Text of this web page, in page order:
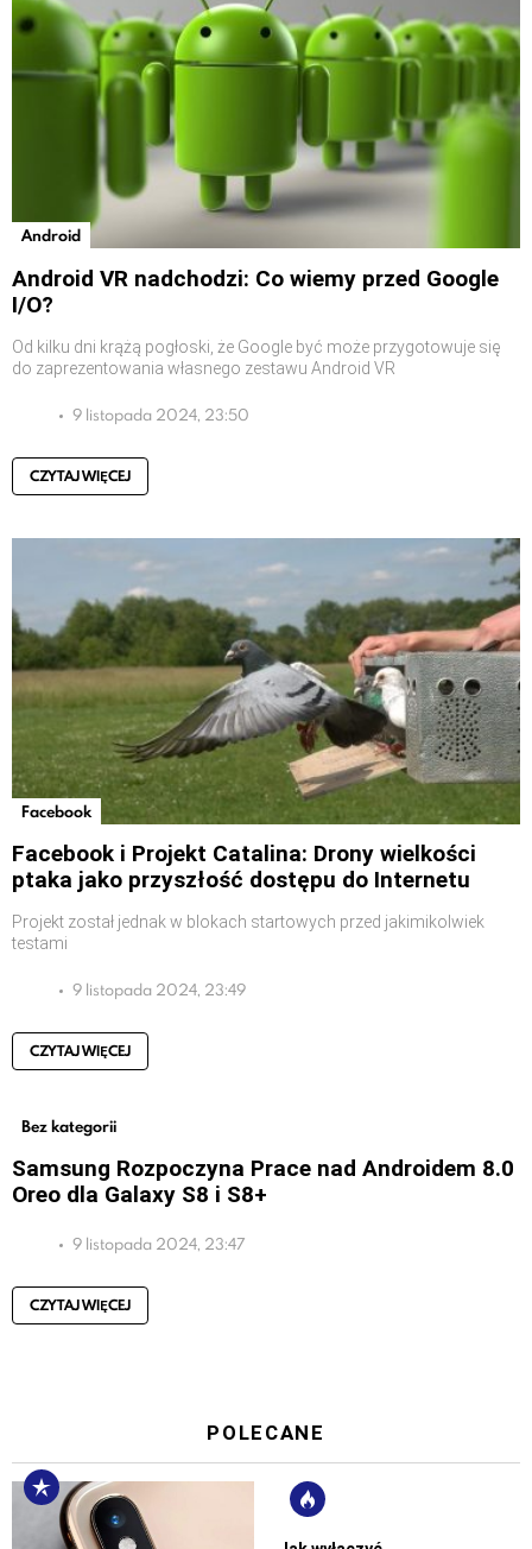
Android
Android VR nadchodzi: Co wiemy przed Google
I/O?
Od kilku dni krążą pogłoski, że Google być może przygotowuje się
do zaprezentowania własnego zestawu Android VR
9 listopada 2024, 23:50
CZYTAJ WIĘCEJ
Facebook
Facebook i Projekt Catalina: Drony wielkości
ptaka jako przyszłość dostępu do Internetu
Projekt został jednak w blokach startowych przed jakimikolwiek
testami
9 listopada 2024, 23:49
CZYTAJ WIĘCEJ
Bez kategorii
Samsung Rozpoczyna Prace nad Androidem 8.0
Oreo dla Galaxy S8 i S8+
9 listopada 2024, 23:47
CZYTAJ WIĘCEJ
POLECANE